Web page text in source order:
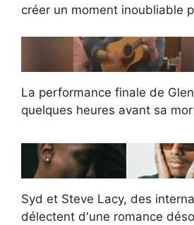
créer un moment inoubliable
La performance finale de
quelques heures avant sa
Syd et Steve Lacy, des
délectent d'une romance